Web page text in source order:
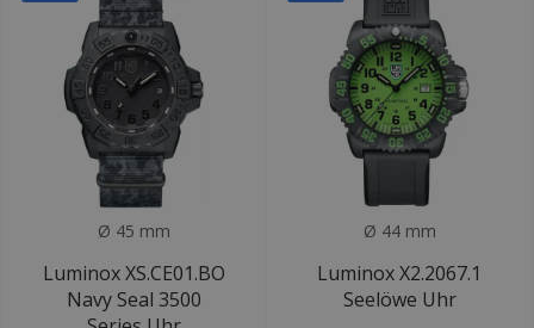
Ø 45 mm
Luminox XS.CE01.BO
Navy Seal 3500
Ø 44 mm
Luminox X2.2067.1
Seelöwe Uhr